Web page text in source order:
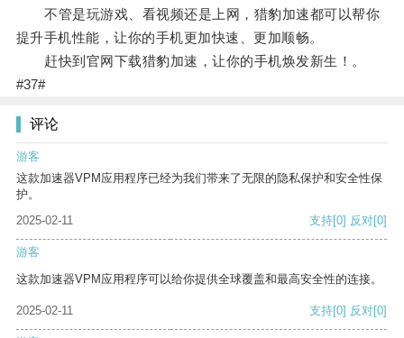
不管是玩游戏、看视频还是上网，猎豹加速都可以帮你
提升手机性能，让你的手机更加快速、更加顺畅。
赶快到官网下载猎豹加速，让你的手机焕发新生！。
#37#
评论
游客
这款加速器VPM应用程序已经为我们带来了无限的隐私保护和安全性保
护。
2025-02-11
支持[0] 反对[0]
游客
这款加速器VPM应用程序可以给你提供全球覆盖和最高安全性的连接。
2025-02-11 支持[0] 反对[0]